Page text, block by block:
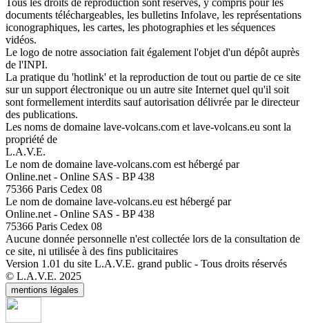
Tous les droits de reproduction sont réservés, y compris pour les
documents téléchargeables, les bulletins Infolave, les représentations
iconographiques, les cartes, les photographies et les séquences
vidéos.
Le logo de notre association fait également l'objet d'un dépôt auprès
de l'INPI.
La pratique du 'hotlink' et la reproduction de tout ou partie de ce site
sur un support électronique ou un autre site Internet quel qu'il soit
sont formellement interdits sauf autorisation délivrée par le directeur
des publications.
Les noms de domaine lave-volcans.com et lave-volcans.eu sont la
propriété de
L.A.V.E.
Le nom de domaine lave-volcans.com est hébergé par
Online.net - Online SAS - BP 438
75366 Paris Cedex 08
Le nom de domaine lave-volcans.eu est hébergé par
Online.net - Online SAS - BP 438
75366 Paris Cedex 08
Aucune donnée personnelle n'est collectée lors de la consultation de
ce site, ni utilisée à des fins publicitaires
Version 1.01 du site L.A.V.E. grand public - Tous droits réservés
© L.A.V.E. 2025
mentions légales